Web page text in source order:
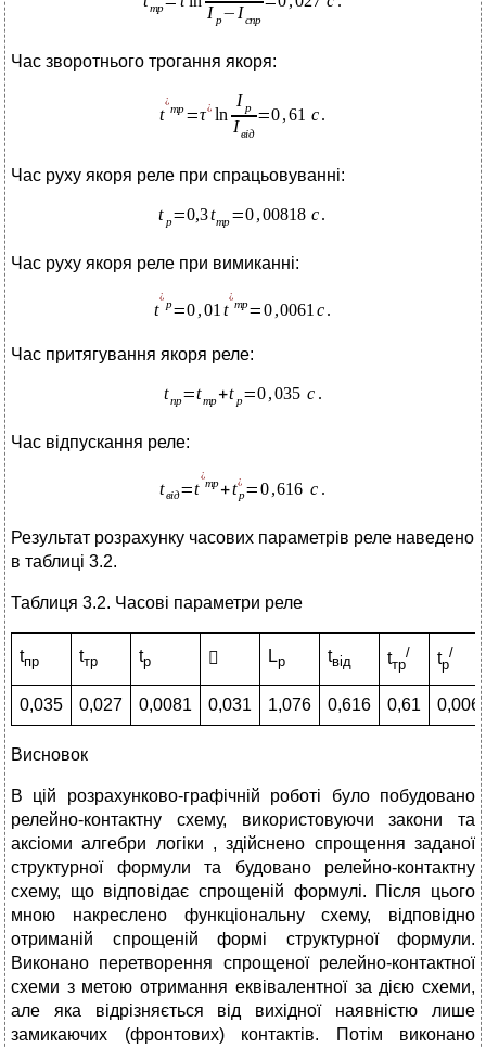
Час зворотнього трогання якоря:
Час руху якоря реле при спрацьовуванні:
Час руху якоря реле при вимиканні:
Час притягування якоря реле:
Час відпускання реле:
Результат розрахунку часових параметрів реле наведено
в таблиці 3.2.
Таблиця 3.2. Часові параметри реле
tпр tтр tр  Lр tвід tтр
/ tр
/
0,035 0,027 0,0081 0,031 1,076 0,616 0,61
Висновок
В цій розрахунково-графічній роботі було побудовано
релейно-контактну схему, використовуючи закони та
аксіоми алгебри логіки , здійснено спрощення заданої
структурної формули та будовано релейно-контактну
схему, що відповідає спрощеній формулі. Після цього
мною накреслено функціональну схему, відповідно
отриманій спрощеній формі структурної формули.
Виконано перетворення спрощеної релейно-контактної
схеми з метою отримання еквівалентної за дією схеми,
але яка відрізняється від вихідної наявністю лише
замикаючих (фронтових) контактів. Потім виконано